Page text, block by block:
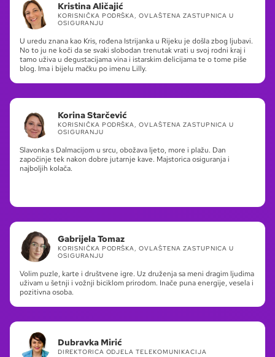
Kristina Aličajić
KORISNIČKA PODRŠKA, OVLAŠTENA ZASTUPNICA U
OSIGURANJU
U uredu znana kao Kris, rođena Istrijanka u Rijeku je došla zbog ljubavi.
No to ju ne koči da se svaki slobodan trenutak vrati u svoj rodni kraj i
tamo uživa u degustacijama vina i istarskim delicijama te o tome piše
blog. Ima i bijelu mačku po imenu Lilly.
Korina Starčević
KORISNIČKA PODRŠKA, OVLAŠTENA ZASTUPNICA U
OSIGURANJU
Slavonka s Dalmacijom u srcu, obožava ljeto, more i plažu. Dan
započinje tek nakon dobre jutarnje kave. Majstorica osiguranja i
najboljih kolača.
Gabrijela Tomaz
KORISNIČKA PODRŠKA, OVLAŠTENA ZASTUPNICA U
OSIGURANJU
Volim puzle, karte i društvene igre. Uz druženja sa meni dragim ljudima
uživam u šetnji i vožnji biciklom prirodom. Inače puna energije, vesela i
pozitivna osoba.
Dubravka Mirić
DIREKTORICA ODJELA TELEKOMUNIKACIJA